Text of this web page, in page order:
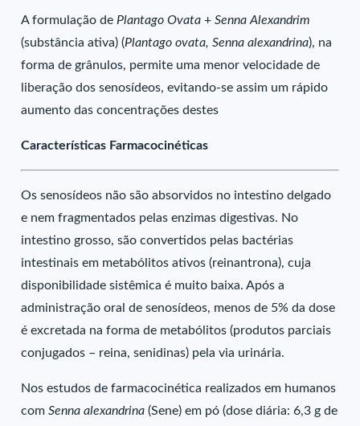
A formulação de Plantago Ovata +Senna Alexandrim
(substância ativa) (Plantago ovata, Senna alexandrina), na
forma de grânulos, permite uma menor velocidade de
liberação dos senosídeos, evitando-se assim um rápido
aumento das concentrações destes
Características Farmacocinéticas
Os senosídeos não são absorvidos no intestino delgado
e nem fragmentados pelas enzimas digestivas. No
intestino grosso, são convertidos pelas bactérias
intestinais em metabólitos ativos (reinantrona), cuja
disponibilidade sistêmica é muito baixa. Após a
administração oral de senosídeos, menos de 5% da dose
é excretada na forma de metabólitos (produtos parciais
conjugados – reina, senidinas) pela via urinária.
Nos estudos de farmacocinética realizados em humanos
comSenna alexandrina (Sene) em pó (dose diária: 6,3 g de